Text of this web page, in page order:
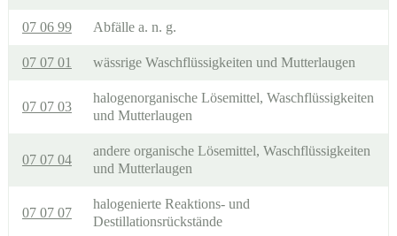
07 06 99 Abfälle a. n. g.
07 07 01 wässrige Waschflüssigkeiten und Mutterlaugen
07 07 03
halogenorganische Lösemittel, Waschflüssigkeiten
und Mutterlaugen
07 07 04
andere organische Lösemittel, Waschflüssigkeiten
und Mutterlaugen
07 07 07
halogenierte Reaktions- und
Destillationsrückstände